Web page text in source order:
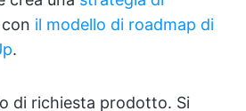
il modello di roadmap di
.
di richiesta prodotto. Si